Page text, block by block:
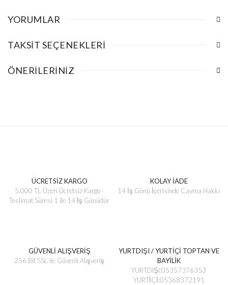
YORUMLAR
TAKSIT SEÇENEKLERI
ÖNERILERINIZ
ÜCRETSİZ KARGO
5.000 TL Üzeri Ücretsiz Kargo -
Teslimat Süresi 1 ile 14 İş Günüdür
KOLAY İADE
14 İş Günü İçerisinde Cayma Hakkı
GÜVENLİ ALIŞVERİŞ
256 Bit SSL ile Güvenli Alışveriş
YURTDIŞI / YURTİÇİ TOPTAN VE
BAYİLİK
YURTDIŞI:05357376353
YURTİÇİ:05368372191